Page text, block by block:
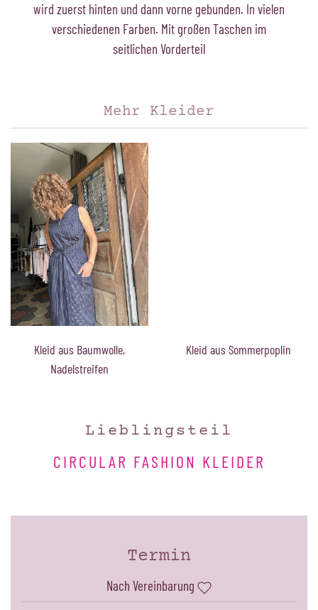
wird zuerst hinten und dann vorne gebunden. In vielen
verschiedenen Farben. Mit großen Taschen im
seitlichen Vorderteil
Mehr Kleider
Kleid aus Baumwolle,
Nadelstreifen
Kleid aus Sommerpoplin
Lieblingsteil
CIRCULAR FASHION KLEIDER
Termin
Nach Vereinbarung